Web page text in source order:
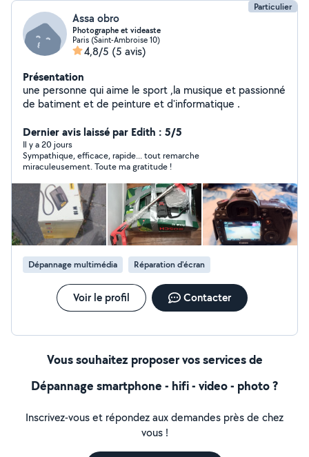
Particulier
Assa obro
Photographe et videaste
Paris (Saint-Ambroise 10)
4,8/5 (5 avis)
Présentation
une personne qui aime le sport ,la musique et passionné
de batiment et de peinture et d'informatique .
Dernier avis laissé par Edith : 5/5
Il y a 20 jours
Sympathique, efficace, rapide... tout remarche
miraculeusement. Toute ma gratitude !
Dépannage multimédia Réparation d'écran
Voir le profil Contacter
Vous souhaitez proposer vos services de
Dépannage smartphone - hifi - video - photo ?
Inscrivez-vous et répondez aux demandes près de chez
vous !